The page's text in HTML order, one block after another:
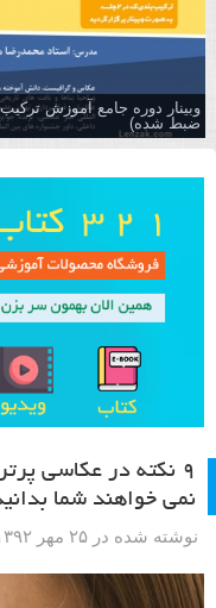
وبینار دوره جامع آموزش
ضبط شده)
۹ نکته در عکاسی
نمی خواهند شما
نوشته شده در ۲۵ مهر ۱۳۹۲